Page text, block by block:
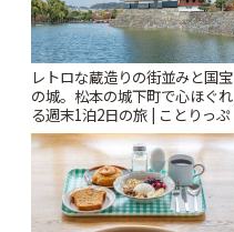
レトロな蔵造りの街並みと国宝
の城。松本の城下町で心ほぐれ
る週末1泊2日の旅 | ことりっぷ